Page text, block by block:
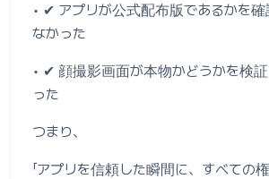
• ✔ アプリが公式配布版であるかを
なかった
• ✔ 顔撮影画面が本物かどうかを検
った
つまり、
「アプリを信頼した瞬間に、すべての